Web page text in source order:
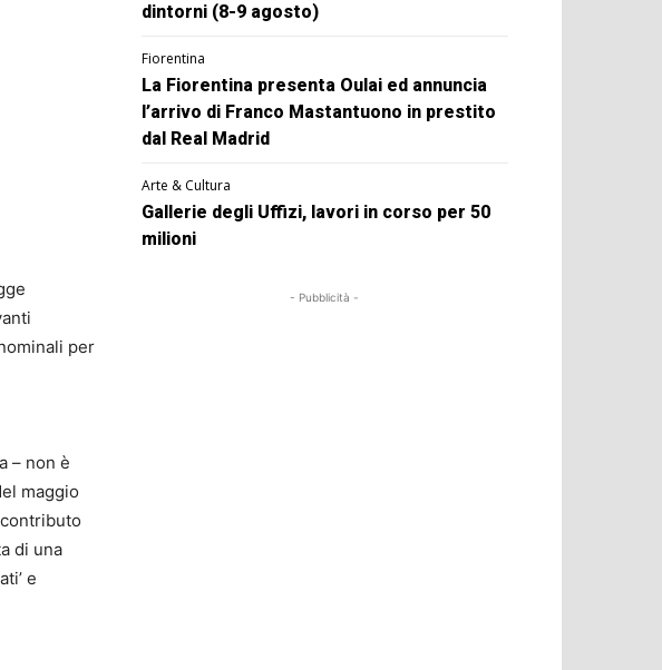
per
– non è
maggio
di una
e
dintorni (8-9 agosto)
Fiorentina
La Fiorentina presenta Oulai ed annuncia
l’arrivo di Franco Mastantuono in prestito
dal Real Madrid
Arte & Cultura
Gallerie degli Uffizi, lavori in corso per 50
milioni
- Pubblicità -